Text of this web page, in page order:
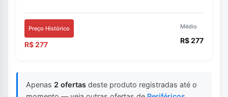
Preço Histórico
R$ 277
Médio
R$ 277
Apenas 2 ofertas deste produto registradas até o